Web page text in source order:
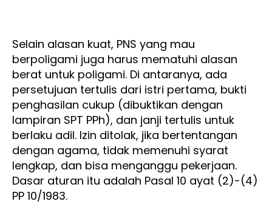
Selain alasan kuat, PNS yang mau
berpoligami juga harus mematuhi alasan
berat untuk poligami. Di antaranya, ada
persetujuan tertulis dari istri pertama, bukti
penghasilan cukup (dibuktikan dengan
lampiran SPT PPh), dan janji tertulis untuk
berlaku adil. Izin ditolak, jika bertentangan
dengan agama, tidak memenuhi syarat
lengkap, dan bisa menganggu pekerjaan.
Dasar aturan itu adalah Pasal 10 ayat (2)-(4)
PP 10/1983.